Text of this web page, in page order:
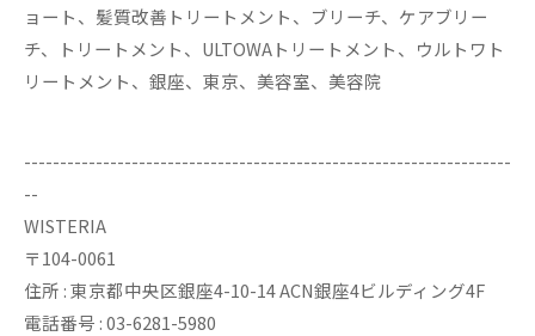
ョート、髪質改善トリートメント、ブリーチ、ケアブリー
チ、トリートメント、ULTOWAトリートメント、ウルトワト
リートメント、銀座、東京、美容室、美容院
--------------------------------------------------------------------
--
WISTERIA
〒104-0061
住所 : 東京都中央区銀座4-10-14 ACN銀座4ビルディング4F
電話番号 : 03-6281-5980